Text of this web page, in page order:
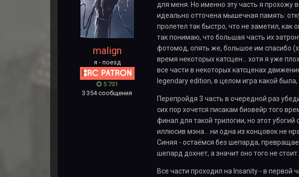
malign
я - поезд
5 731
3 354 сообщения
для меня. Но именно эту часть я прохожу
идеально отточена мышечная память:
пролетел так быстро, что не заметил, как
так понимаю, что большая часть их
фотомод, опять же, большое им спасибо
время некоторых катсцен... хотя я уже
все части в некоторых катсценах
legendary edition, в целом игра какой
Перепройдя 3 часть в очередной раз
сих пор хочется писакам биовейр того
финал для такой трилогии, но этот
иллюсив мэна... ни одна из концовок не
Синяя - остаёмся без шепарда,
шепард дохнет, а значит оно того не стоит.
Все части проходил на Insanity - в первой